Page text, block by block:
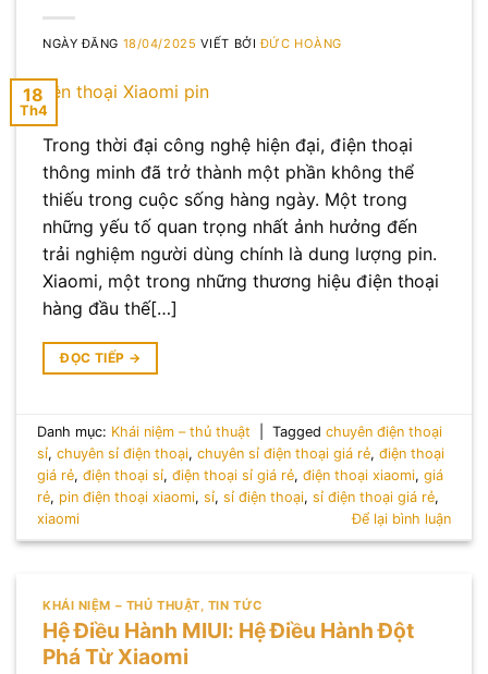
NGÀY ĐĂNG 18/04/2025 VIẾT BỞIĐỨC HOÀNG
18
Th4
Trong thời đại công nghệ hiện đại, điện thoại
thông minh đã trở thành một phần không thể
thiếu trong cuộc sống hàng ngày. Một trong
những yếu tố quan trọng nhất ảnh hưởng đến
trải nghiệm người dùng chính là dung lượng pin.
Xiaomi, một trong những thương hiệu điện thoại
hàng đầu thế[…]
ĐỌC TIẾP →
Danh mục: Khái niệm – thủ thuật Taggedchuyên điện thoại
sỉ,chuyên sỉ điện thoại,chuyên sỉ điện thoại giá rẻ,điện thoại
giá rẻ,điện thoại sỉ,điện thoại sỉ giá rẻ,điện thoại xiaomi,giá
rẻ, pin điện thoại xiaomi,sỉ,sỉ điện thoại,sỉ điện thoại giá rẻ,
xiaomi
Để lại bình luận
KHÁI NIỆM – THỦ THUẬT TIN TỨC
Hệ Điều Hành MIUI: Hệ Điều Hành Đột
Phá Từ Xiaomi